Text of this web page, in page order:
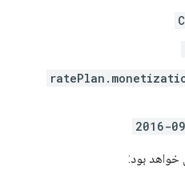
خواهد بود: